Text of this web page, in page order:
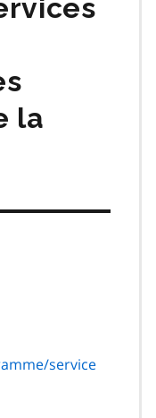
la
service